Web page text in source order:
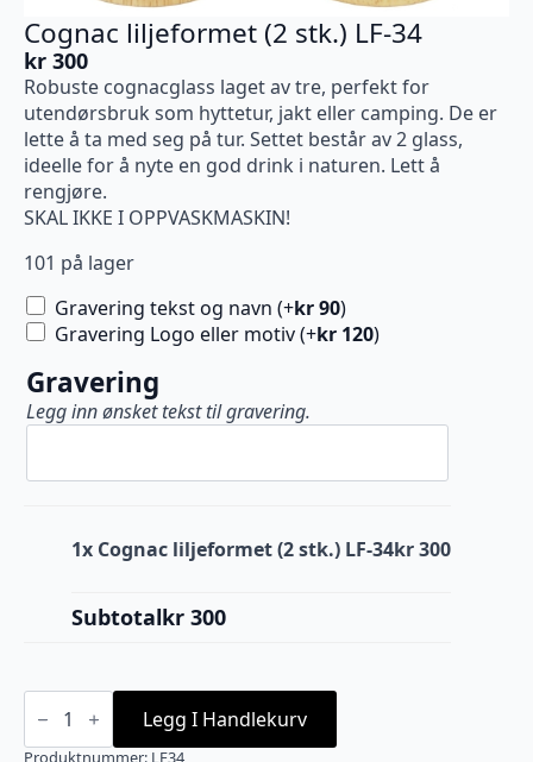
Cognac liljeformet (2 stk.) LF-34
kr 300
Robuste cognacglass laget av tre, perfekt for
utendørsbruk som hyttetur, jakt eller camping. De er
lette å ta med seg på tur. Settet består av 2 glass,
ideelle for å nyte en god drink i naturen. Lett å
rengjøre.
SKAL IKKE I OPPVASKMASKIN!
101 på lager
Gravering tekst og navn (+kr90)
Gravering Logo eller motiv (+kr 120)
Gravering
Legg inn ønsket tekst til gravering.
1x Cognac liljeformet (2 stk.) LF-34kr 300
Subtotalkr 300
Cognac
liljeformet
stk.)
Legg I Handlekurv
Produktnummer: LF34